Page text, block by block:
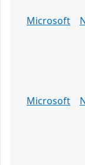
Microsoft
Microsoft